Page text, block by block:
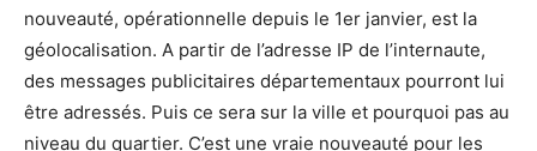
nouveauté, opérationnelle depuis le 1er janvier, est la
géolocalisation. A partir de l’adresse IP de l’internaute,
des messages publicitaires départementaux pourront lui
être adressés. Puis ce sera sur la ville et pourquoi pas au
niveau du quartier. C’est une vraie nouveauté pour les